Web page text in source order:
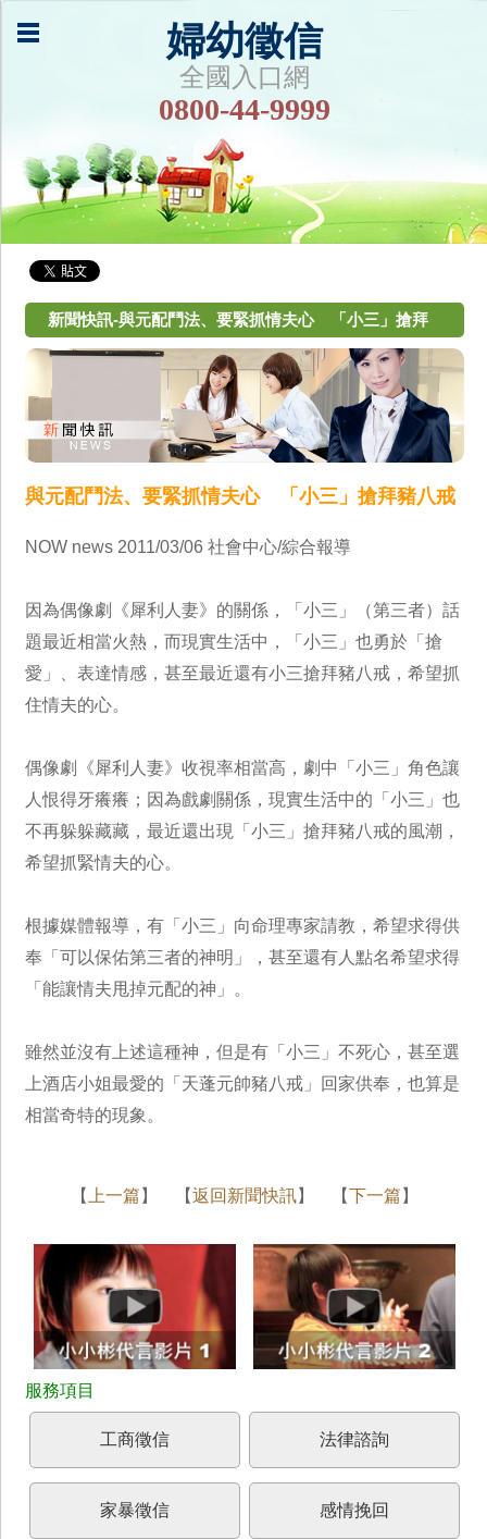
婦幼徵信
全國入口網
0800-44-9999
新聞快訊-與元配鬥法、要緊抓情夫心 「小三」搶拜
豬八戒
與元配鬥法、要緊抓情夫心 「小三」搶拜豬八戒
NOW news 2011/03/06 社會中心/綜合報導
因為偶像劇《犀利人妻》的關係，「小三」（第三者）話
題最近相當火熱，而現實生活中，「小三」也勇於「搶
愛」、表達情感，甚至最近還有小三搶拜豬八戒，希望抓
住情夫的心。
偶像劇《犀利人妻》收視率相當高，劇中「小三」角色讓
人恨得牙癢癢；因為戲劇關係，現實生活中的「小三」也
不再躲躲藏藏，最近還出現「小三」搶拜豬八戒的風潮，
希望抓緊情夫的心。
根據媒體報導，有「小三」向命理專家請教，希望求得供
奉「可以保佑第三者的神明」，甚至還有人點名希望求得
「能讓情夫甩掉元配的神」。
雖然並沒有上述這種神，但是有「小三」不死心，甚至選
上酒店小姐最愛的「天蓬元帥豬八戒」回家供奉，也算是
相當奇特的現象。
【 上一篇 】 【返回新聞快訊】 【下一篇 】
工商徵信 法律諮詢
家暴徵信 感情挽回